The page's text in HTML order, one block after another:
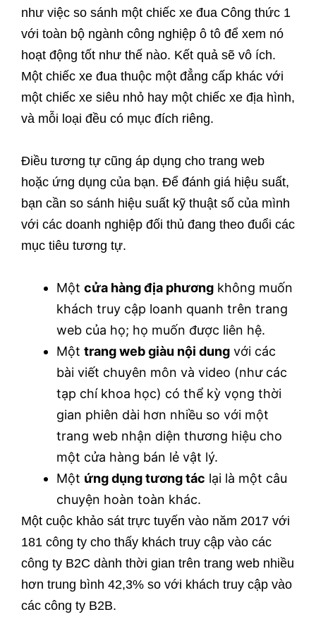
như việc so sánh một chiếc xe đua Công thức 1
với toàn bộ ngành công nghiệp ô tô để xem nó
hoạt động tốt như thế nào. Kết quả sẽ vô ích.
Một chiếc xe đua thuộc một đẳng cấp khác với
một chiếc xe siêu nhỏ hay một chiếc xe địa hình,
và mỗi loại đều có mục đích riêng.
Điều tương tự cũng áp dụng cho trang web
hoặc ứng dụng của bạn. Để đánh giá hiệu suất,
bạn cần so sánh hiệu suất kỹ thuật số của mình
với các doanh nghiệp đối thủ đang theo đuổi các
mục tiêu tương tự.
Một cửa hàng địa phương không muốn
khách truy cập loanh quanh trên trang
web của họ; họ muốn được liên hệ.
Một trang web giàu nội dung với các
bài viết chuyên môn và video (như các
tạp chí khoa học) có thể kỳ vọng thời
gian phiên dài hơn nhiều so với một
trang web nhận diện thương hiệu cho
một cửa hàng bán lẻ vật lý.
Một ứng dụng tương tác lại là một câu
chuyện hoàn toàn khác.
Một cuộc khảo sát trực tuyến vào năm 2017 với
181 công ty cho thấy khách truy cập vào các
công ty B2C dành thời gian trên trang web nhiều
hơn trung bình 42,3% so với khách truy cập vào
các công ty B2B.